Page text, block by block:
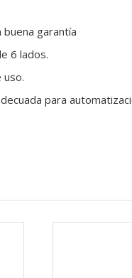
garantía
6 lados.
uso.
para